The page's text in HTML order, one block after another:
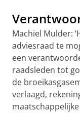
Machiel Mulder:
adviesraad te
een
raadsleden tot
de
verlaagd,
maatschappelijke